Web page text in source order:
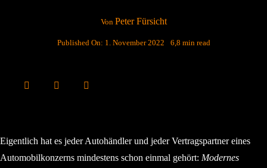
Von Peter Fürsicht
Published On: 1. November 2022 6,8 min read
Eigentlich hat es jeder Autohändler und jeder Vertragspartner eines
Automobilkonzerns mindestens schon einmal gehört: Modernes